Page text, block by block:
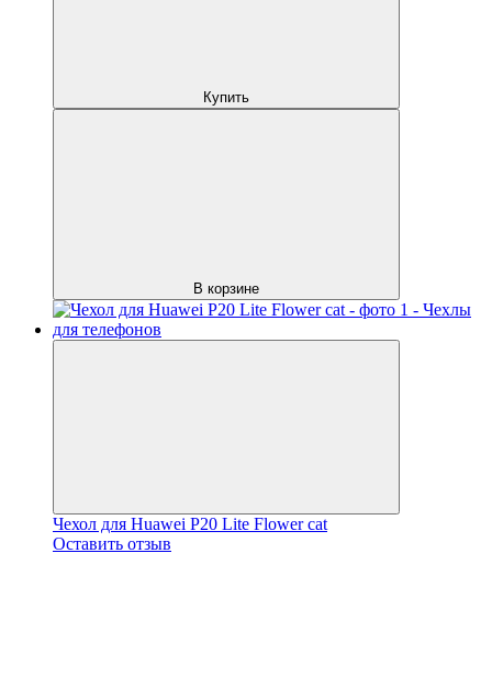
Купить
В корзине
Чехол для Huawei P20 Lite Flower cat
Оставить отзыв